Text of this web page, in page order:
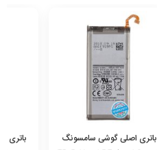
باتری اصلی گوشی سامسونگ
باتری